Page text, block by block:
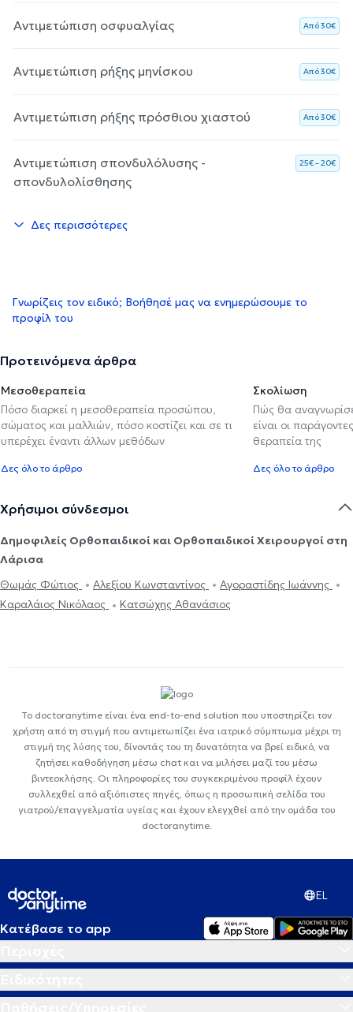
Αντιμετώπιση οσφυαλγίας Aπό 30€
Αντιμετώπιση ρήξης μηνίσκου Aπό 30€
Αντιμετώπιση ρήξης πρόσθιου χιαστού Aπό 30€
Αντιμετώπιση σπονδυλόλυσης -
σπονδυλολίσθησης
25€ – 20€
Δες περισσότερες
Γνωρίζεις τον ειδικό; Βοήθησέ μας να ενημερώσουμε το
προφίλ του
Προτεινόμενα άρθρα
Μεσοθεραπεία
Πόσο διαρκεί η μεσοθεραπεία προσώπου,
σώματος και μαλλιών, πόσο κοστίζει και σε τι
υπερέχει έναντι άλλων μεθόδων
Δες όλο το άρθρο
Σκολίωση
Πώς θα
είναι οι
θεραπεία της
Δες όλο το άρθρο
Χρήσιμοι σύνδεσμοι
Δημοφιλείς Ορθοπαιδικοί και Ορθοπαιδικοί Χειρουργοί στη
Λάρισα
Θωμάς Φώτιος
Αλεξίου Κωνσταντίνος
Αγοραστίδης Ιωάννης
Καραλάιος Νικόλαος
Κατσώχης Αθανάσιος
Το doctoranytime είναι ένα end-to-end solution που υποστηρίζει τον
χρήστη από τη στιγμή που αντιμετωπίζει ένα ιατρικό σύμπτωμα μέχρι τη
στιγμή της λύσης του, δίνοντάς του τη δυνατότητα να βρεί ειδικό, να
ζητήσει καθοδήγηση μέσω chat και να μιλήσει μαζί του μέσω
βιντεοκλήσης. Οι πληροφορίες του συγκεκριμένου προφίλ έχουν
συλλεχθεί από αξιόπιστες πηγές, όπως η προσωπική σελίδα του
γιατρού/επαγγελματία υγείας και έχουν ελεγχθεί από την ομάδα του
doctoranytime.
EL
Κατέβασε το app